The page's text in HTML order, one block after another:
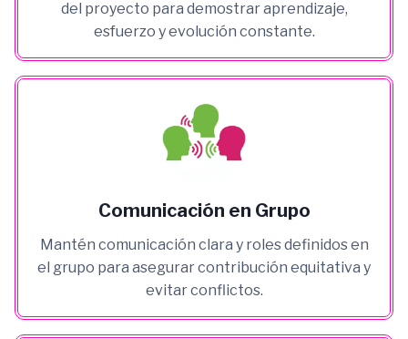
del proyecto para demostrar aprendizaje,
esfuerzo y evolución constante.
Comunicación en Grupo
Mantén comunicación clara y roles definidos en
el grupo para asegurar contribución equitativa y
evitar conflictos.